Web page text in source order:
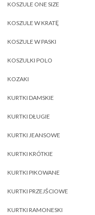
KOSZULE ONE SIZE
KOSZULE W KRATĘ
KOSZULE W PASKI
KOSZULKI POLO
KOZAKI
KURTKI DAMSKIE
KURTKI DŁUGIE
KURTKI JEANSOWE
KURTKI KRÓTKIE
KURTKI PIKOWANE
KURTKI PRZEJŚCIOWE
KURTKI RAMONESKI